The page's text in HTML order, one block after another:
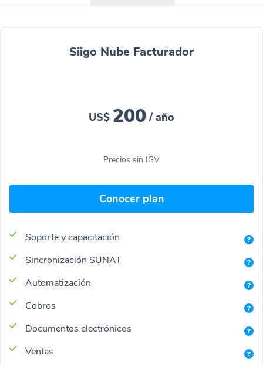
Siigo Nube Facturador
US$ 200 / año
Precios sin IGV
Conocer plan
Soporte y capacitación
Sincronización SUNAT
Automatización
Cobros
Documentos electrónicos
Ventas